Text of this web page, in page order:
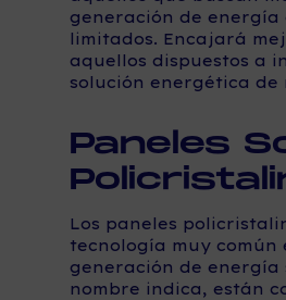
generación de energía
limitados. Encajará
aquellos dispuestos a
solución energética de
Paneles
Los paneles
tecnología muy común
generación de energía
nombre indica, están